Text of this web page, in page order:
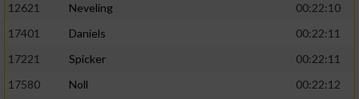
12621
Neveling
00:22:10
17401
Daniels
00:22:11
17221
Spicker
00:22:11
17580
Noll
00:22:12